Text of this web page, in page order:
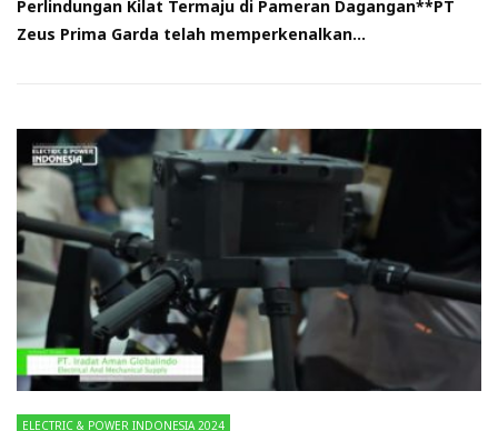
Perlindungan Kilat Termaju di Pameran Dagangan**PT
Zeus Prima Garda telah memperkenalkan...
ELECTRIC & POWER INDONESIA 2024